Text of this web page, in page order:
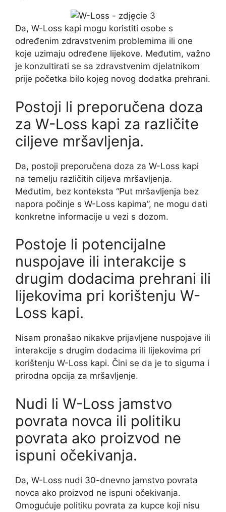
Da, W-Loss kapi mogu koristiti osobe s
određenim zdravstvenim problemima ili one
koje uzimaju određene lijekove. Međutim, važno
je konzultirati se sa zdravstvenim djelatnikom
prije početka bilo kojeg novog dodatka prehrani.
Postoji li preporučena doza
za W-Loss kapi za različite
ciljeve mršavljenja.
Da, postoji preporučena doza za W-Loss kapi
na temelju različitih ciljeva mršavljenja.
Međutim, bez konteksta “Put mršavljenja bez
napora počinje s W-Loss kapima”, ne mogu dati
konkretne informacije u vezi s dozom.
Postoje li potencijalne
nuspojave ili interakcije s
drugim dodacima prehrani ili
lijekovima pri korištenju W-
Loss kapi.
Nisam pronašao nikakve prijavljene nuspojave ili
interakcije s drugim dodacima ili lijekovima pri
korištenju W-Loss kapi. Čini se da je to sigurna i
prirodna opcija za mršavljenje.
Nudi li W-Loss jamstvo
povrata novca ili politiku
povrata ako proizvod ne
ispuni očekivanja.
Da, W-Loss nudi 30-dnevno jamstvo povrata
novca ako proizvod ne ispuni očekivanja.
Omogućuje politiku povrata za kupce koji nisu